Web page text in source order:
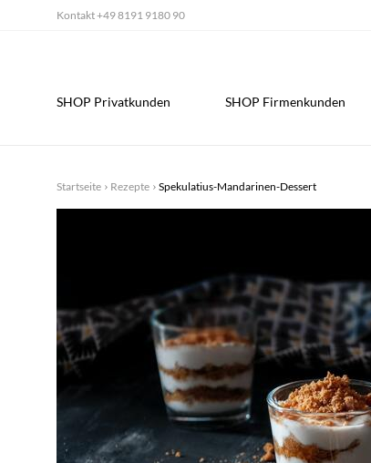
Kontakt+49 8191 9180 90
SHOP Privatkunden SHOP Firmenkunden
Startseite Rezepte Spekulatius-Mandarinen-Dessert